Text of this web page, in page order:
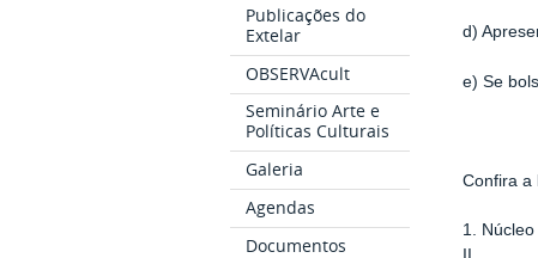
Publicações do
Extelar
OBSERVAcult
Seminário Arte e
Políticas Culturais
Galeria
Agendas
Documentos
d)
e) Se
Confira a
1.